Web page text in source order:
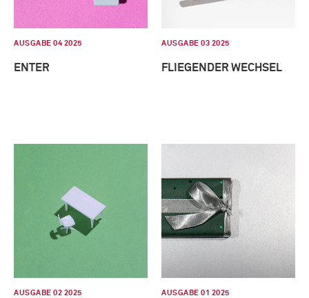
AUSGABE 04 2025
ENTER
AUSGABE 03 2025
FLIEGENDER WECHSEL
AUSGABE 02 2025 AUSGABE 01 2025